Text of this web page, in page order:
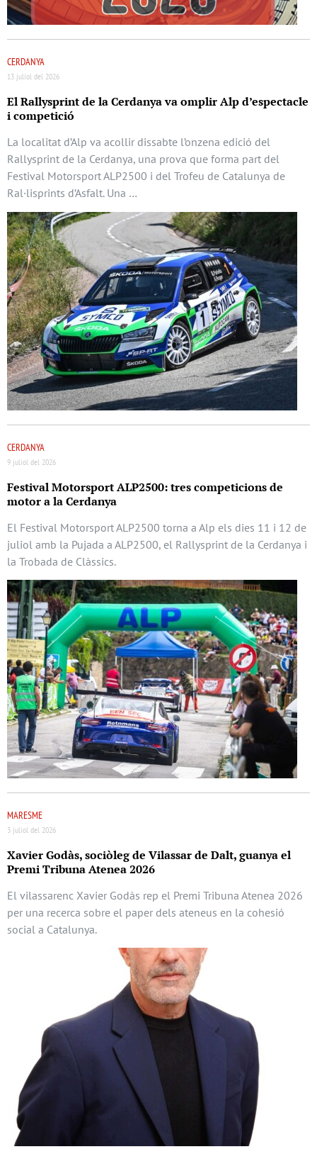
CERDANYA
13 juliol del 2026
El Rallysprint de la Cerdanya va omplir Alp d’espectacle
i competició
La localitat d’Alp va acollir dissabte l’onzena edició del
Rallysprint de la Cerdanya, una prova que forma part del
Festival Motorsport ALP2500 i del Trofeu de Catalunya de
Ral·lisprints d’Asfalt. Una …
CERDANYA
9 juliol del 2026
Festival Motorsport ALP2500: tres competicions de
motor a la Cerdanya
El Festival Motorsport ALP2500 torna a Alp els dies 11 i 12 de
juliol amb la Pujada a ALP2500, el Rallysprint de la Cerdanya i
la Trobada de Clàssics.
MARESME
3 juliol del 2026
Xavier Godàs, sociòleg de Vilassar de Dalt, guanya el
Premi Tribuna Atenea 2026
El vilassarenc Xavier Godàs rep el Premi Tribuna Atenea 2026
per una recerca sobre el paper dels ateneus en la cohesió
social a Catalunya.